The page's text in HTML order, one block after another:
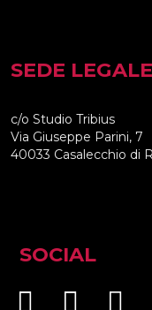
SEDE LEGALE
c/o Studio Tribius
Via Giuseppe Parini, 7
40033 Casalecchio di
SOCIAL